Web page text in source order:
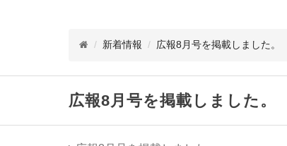
/ 新着情報 / 広報8月号を掲載しました。
広報8月号を掲載しました。